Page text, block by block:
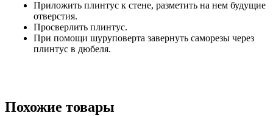
Приложить плинтус к стене, разметить на нем будущие
отверстия.
Просверлить плинтус.
При помощи шуруповерта завернуть саморезы через
плинтус в дюбеля.
Похожие товары